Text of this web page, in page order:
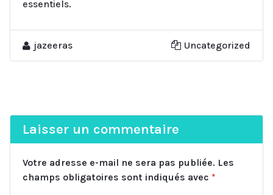
essentiels.
jazeeras Uncategorized
Laisser un commentaire
Votre adresse e-mail ne sera pas publiée. Les
champs obligatoires sont indiqués avec *